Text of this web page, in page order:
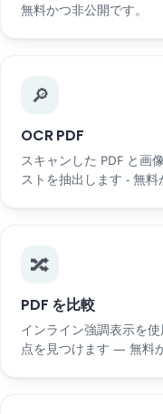
無料かつ非公開です。
🔎
OCR PDF
スキャンした PDF と画
ストを抽出します - 無料
🔀
PDF を比較
インライン強調表示を
点を見つけます — 無料